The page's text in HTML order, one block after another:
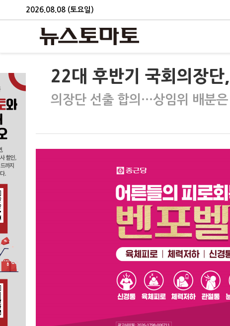
2026.08.08 (토요일)
22대 후반기 국회의장
의장단 선출 합의…상임위 배분은